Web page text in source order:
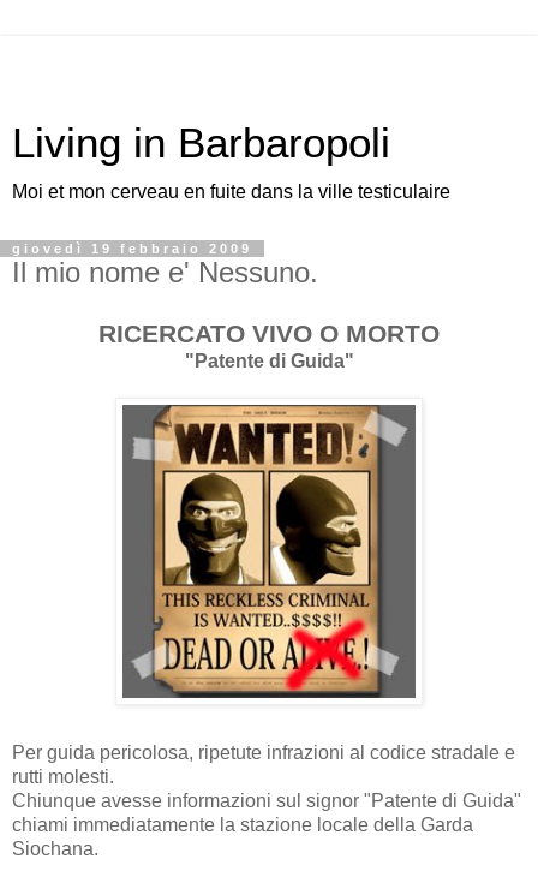
Living in Barbaropoli
Moi et mon cerveau en fuite dans la ville testiculaire
giovedì 19 febbraio 2009
Il mio nome e' Nessuno.
RICERCATO VIVO O MORTO
"Patente di Guida"
Per guida pericolosa, ripetute infrazioni al codice stradale e
rutti molesti.
Chiunque avesse informazioni sul signor "Patente di Guida"
chiami immediatamente la stazione locale della Garda
Siochana.